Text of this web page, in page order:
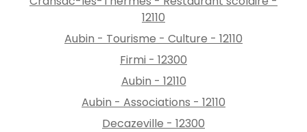
💧 Forfait Cure :450 €
👉 Réservation du lundi au
Thermes.
---------------
Adoptez la mobilité douce à
Cransac-les-Thermes !
12110
Aubin - Tourisme - Culture - 12110
Firmi - 12300
Aubin - 12110
Aubin - Associations - 12110
Decazeville - 12300